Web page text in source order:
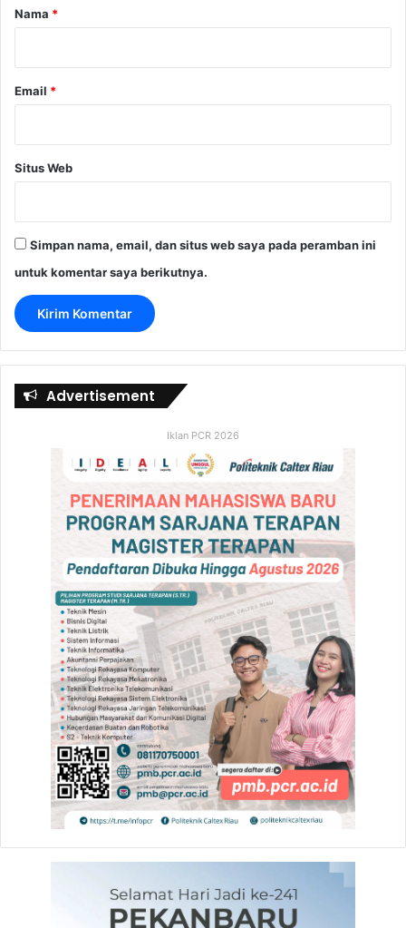
r
Nama *
Email *
Situs Web
Simpan nama, email, dan situs web saya pada peramban ini
untuk komentar saya berikutnya.
Advertisement
Iklan PCR 2026